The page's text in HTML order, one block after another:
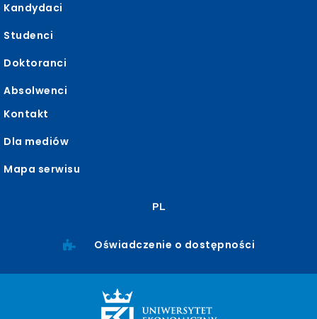
Kandydaci
Studenci
Doktoranci
Absolwenci
Kontakt
Dla mediów
Mapa serwisu
PL
Oświadczenie o dostępności